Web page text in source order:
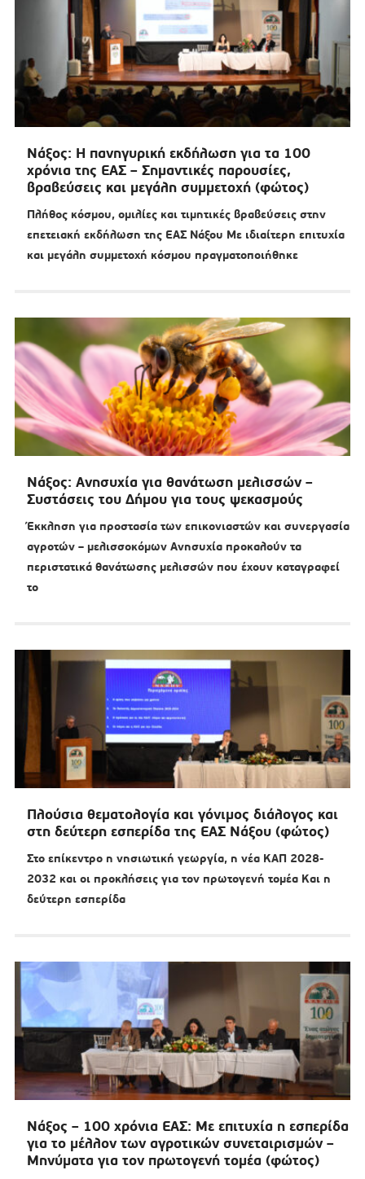
Νάξος: Η πανηγυρική εκδήλωση για τα 100
χρόνια της ΕΑΣ – Σημαντικές παρουσίες,
βραβεύσεις και μεγάλη συμμετοχή (φώτος)
Πλήθος κόσμου, ομιλίες και τιμητικές βραβεύσεις στην
επετειακή εκδήλωση της ΕΑΣ Νάξου Με ιδιαίτερη επιτυχία
και μεγάλη συμμετοχή κόσμου πραγματοποιήθηκε
Νάξος: Ανησυχία για θανάτωση μελισσών –
Συστάσεις του Δήμου για τους ψεκασμούς
Έκκληση για προστασία των επικονιαστών και συνεργασία
αγροτών – μελισσοκόμων Ανησυχία προκαλούν τα
περιστατικά θανάτωσης μελισσών που έχουν καταγραφεί
το
Πλούσια θεματολογία και γόνιμος διάλογος και
στη δεύτερη εσπερίδα της ΕΑΣ Νάξου (φώτος)
Στο επίκεντρο η νησιωτική γεωργία, η νέα ΚΑΠ 2028-
2032 και οι προκλήσεις για τον πρωτογενή τομέα Και η
δεύτερη εσπερίδα
Νάξος – 100 χρόνια ΕΑΣ: Με επιτυχία η εσπερίδα
για το μέλλον των αγροτικών συνεταιρισμών –
Μηνύματα για τον πρωτογενή τομέα (φώτος)